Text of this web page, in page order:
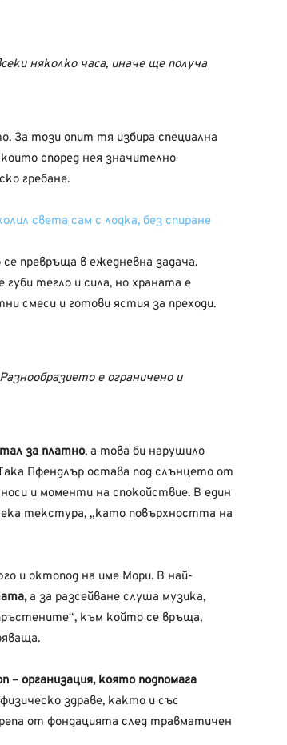
няколко часа, иначе ще получа
За този опит тя избира специална
според нея значително
гребане.
света сам с лодка, без спиране
превръща в ежедневна задача.
губи тегло и сила, но храната е
смеси и готови ястия за преходи.
е ограничено и
за платно, а това би нарушило
Пфендлър остава под слънцето от
и моменти на спокойствие. В един
текстура, „като повърхността на
и октопод на име Мори. В най-
а за разсейване слуша музика,
към който се връща,
– организация, която подпомага
здраве, както и със
от фондацията след травматичен